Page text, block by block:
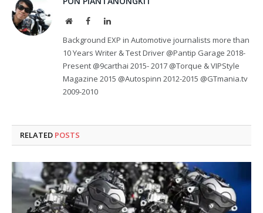
WebsiteFacebookLinkedIn
Background EXP in Automotive journalists more than
10 Years Writer & Test Driver @Pantip Garage 2018-
Present @9carthai 2015- 2017 @Torque & VIPStyle
Magazine 2015 @Autospinn 2012-2015 @GTmania.tv
2009-2010
RELATED POSTS